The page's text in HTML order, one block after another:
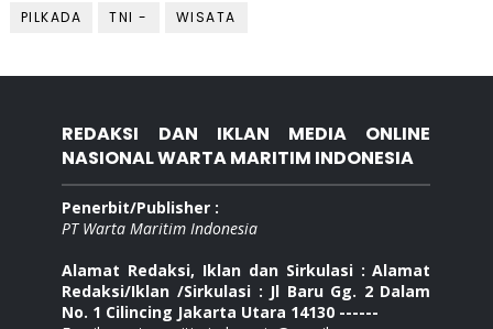
PILKADA
TNI - WISATA
REDAKSI DAN IKLAN MEDIA ONLINE
NASIONAL WARTA MARITIM INDONESIA
Penerbit/Publisher :
PT Warta Maritim Indonesia
Alamat Redaksi, Iklan dan Sirkulasi : Alamat
Redaksi/Iklan /Sirkulasi : Jl Baru Gg. 2 Dalam
No. 1 Cilincing Jakarta Utara 14130 ------